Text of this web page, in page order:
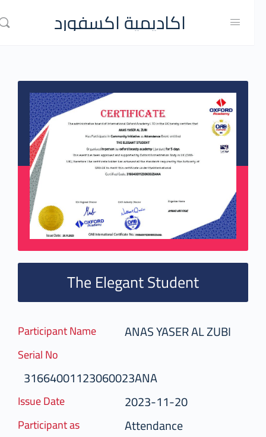
اكاديمية اكسفورد
The Elegant Student
Participant Name ANAS YASER AL ZUBI
Serial No
31664001123060023ANA
Issue Date 2023-11-20
Participant as Attendance